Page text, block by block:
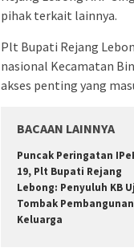
pihak terkait lainnya.
Plt Bupati Rejang
nasional Kecamatan
akses penting yang
BACAAN LAINNYA
Puncak Peringatan
19, Plt Bupati Rejang
Lebong: Penyuluh KB
Tombak Pembangunan
Keluarga